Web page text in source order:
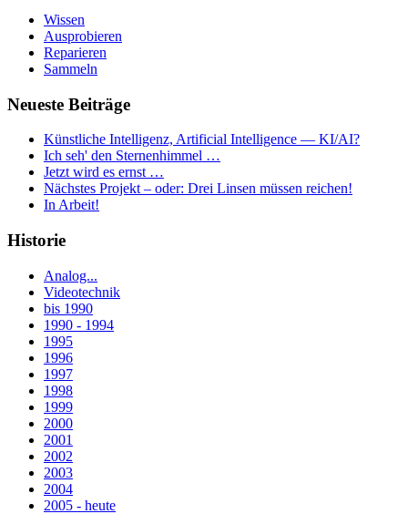
Wissen
Ausprobieren
Reparieren
Sammeln
Neueste Beiträge
Künstliche Intelligenz, Artificial Intelligence — KI/AI?
Ich seh' den Sternenhimmel …
Jetzt wird es ernst …
Nächstes Projekt – oder: Drei Linsen müssen reichen!
In Arbeit!
Historie
Analog...
Videotechnik
bis 1990
1990 - 1994
1995
1996
1997
1998
1999
2000
2001
2002
2003
2004
2005 - heute